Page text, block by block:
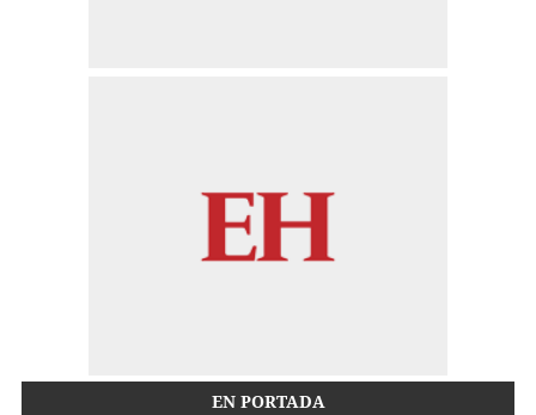
EN PORTADA